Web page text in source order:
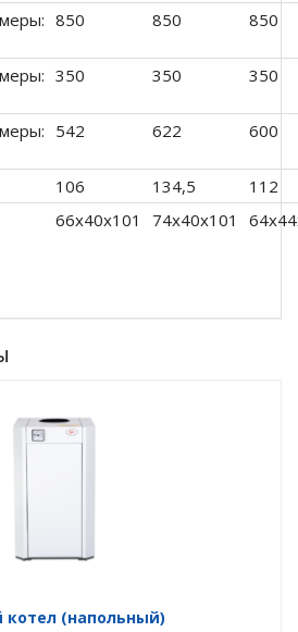
850 850 850
350 350 350
542 622 600
106 134,5
112
66х40х101 74х40х101
котел (напольный)